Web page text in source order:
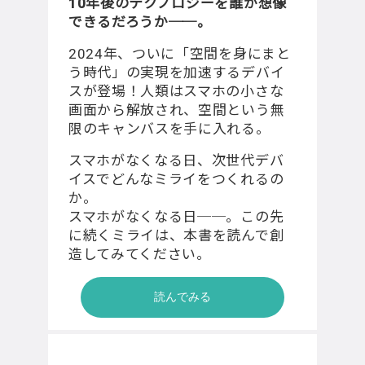
10年後のテクノロジーを誰が想像
できるだろうか──。
2024年、ついに「空間を身にまと
う時代」の実現を加速するデバイ
スが登場！⼈類はスマホの⼩さな
画⾯から解放され、空間という無
限のキャンバスを⼿に⼊れる。
スマホがなくなる日、次世代デバ
イスでどんなミライをつくれるの
か。
スマホがなくなる日──。この先
に続くミライは、本書を読んで創
造してみてください。
読んでみる